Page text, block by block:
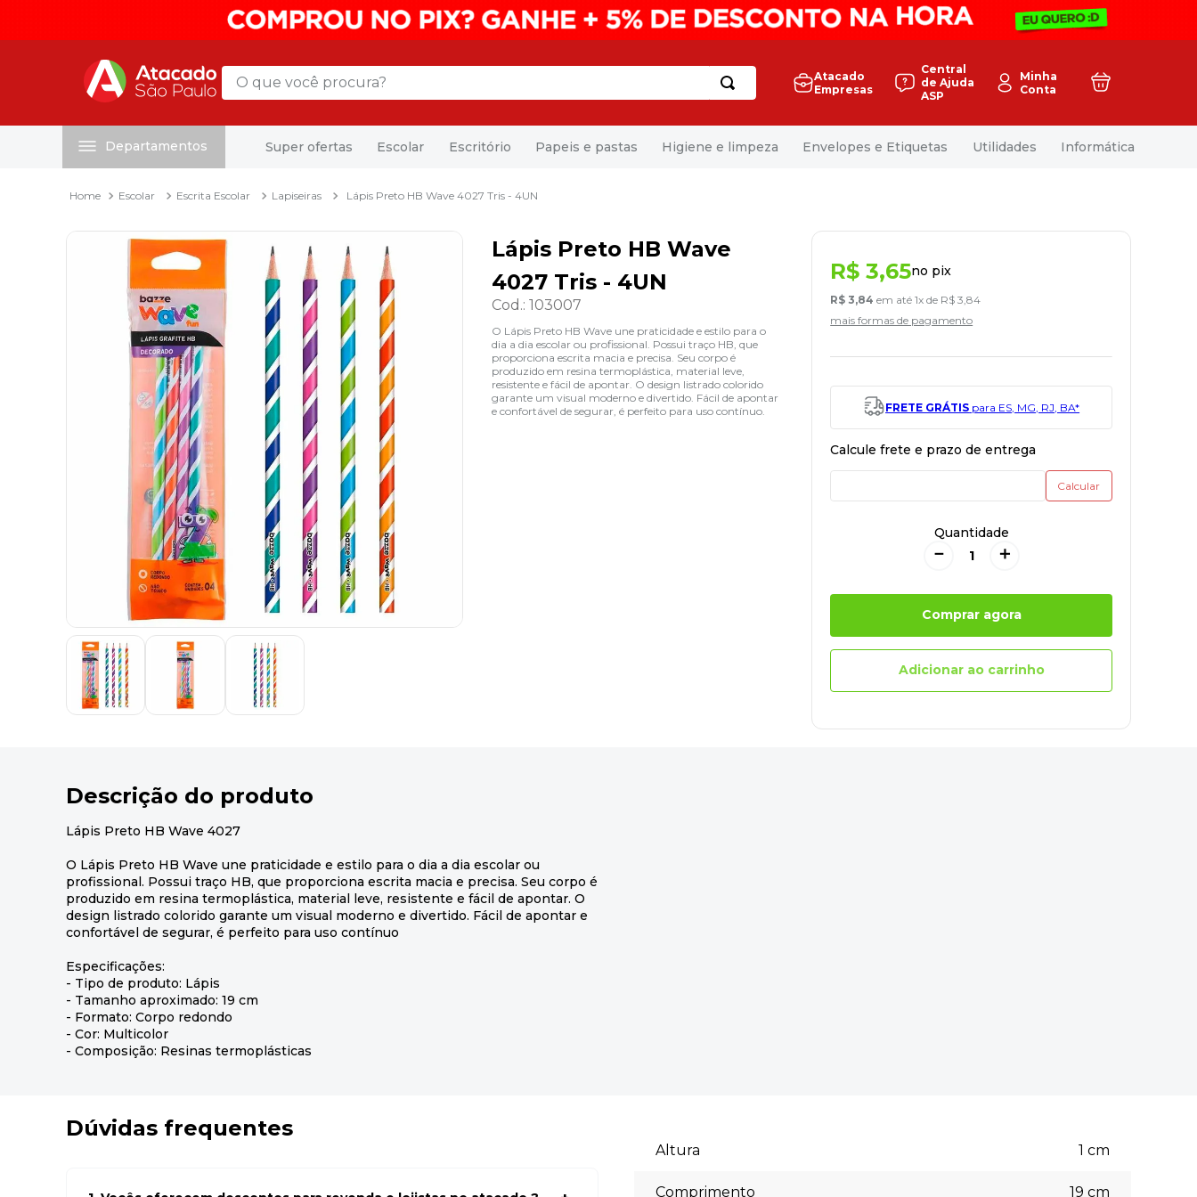
O que você procura?
Atacado
Empresas
Central
de Ajuda
ASP
Minha
Conta
Departamentos Super ofertas Escolar Escritório Papeis e pastas Higiene e limpeza Envelopes e Etiquetas Utilidades Informática
Escolar Escrita Escolar Lapiseiras Lápis Preto HB Wave 4027 Tris - 4UN
Lápis Preto HB Wave
4027 Tris - 4UN
Cod.:103007
O Lápis Preto HB Wave une praticidade e estilo para o
dia a dia escolar ou profissional. Possui traço HB, que
proporciona escrita macia e precisa. Seu corpo é
produzido em resina termoplástica, material leve,
resistente e fácil de apontar. O design listrado colorido
garante um visual moderno e divertido. Fácil de apontar
e confortável de segurar, é perfeito para uso contínuo.
R$ 3,65no pix
R$ 3,84 em até1x de R$ 3 ,84
mais formas de pagamento
FRETE GRÁTIS para ES, MG, RJ, BA*
Quantidade
＋
－
Comprar agora
Adicionar ao carrinho
Descrição do produto
Lápis Preto HB Wave 4027
O Lápis Preto HB Wave une praticidade e estilo para o dia a dia escolar ou
profissional. Possui traço HB, que proporciona escrita macia e precisa. Seu corpo é
produzido em resina termoplástica, material leve, resistente e fácil de apontar. O
design listrado colorido garante um visual moderno e divertido. Fácil de apontar e
confortável de segurar, é perfeito para uso contínuo
Especificações:
- Tipo de produto: Lápis
- Tamanho aproximado: 19 cm
- Formato: Corpo redondo
- Cor: Multicolor
- Composição: Resinas termoplásticas
Dúvidas frequentes
Altura 1 cm
Comprimento 19 cm
mala
papel higienico